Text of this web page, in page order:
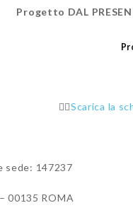
Progetto DAL
👉🏻Scarica la
sede: 147237
00135 ROMA